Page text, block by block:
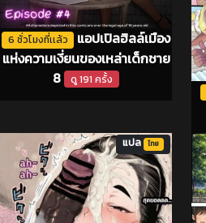
6 ชั่วโมงที่เเล้ว
แอปเปิลฮิลล์เมือง
แห่งความเงี่ยนของเหล่าเด็กชาย
8 ดู 191 ครั้ง
แปล ไทย